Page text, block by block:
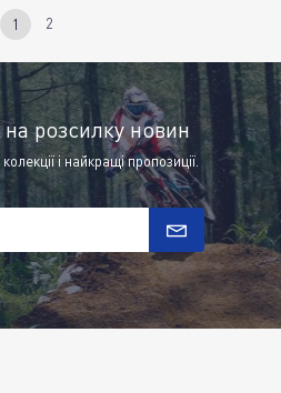
1 2
розсилку новин
і найкращі пропозиції.